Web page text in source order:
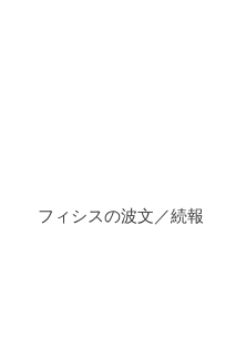
フィシスの波文／続報